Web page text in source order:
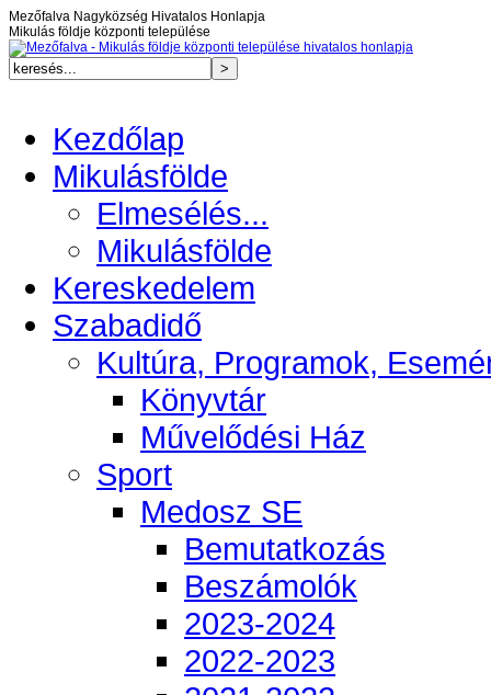
Mezőfalva Nagyközség Hivatalos Honlapja
Mikulás földje központi települése
Kezdőlap
Mikulásfölde
Elmesélés...
Mikulásfölde
Kereskedelem
Szabadidő
Kultúra, Programok,
Könyvtár
Művelődési Ház
Sport
Medosz SE
Bemutatkozás
Beszámolók
2023-2024
2022-2023